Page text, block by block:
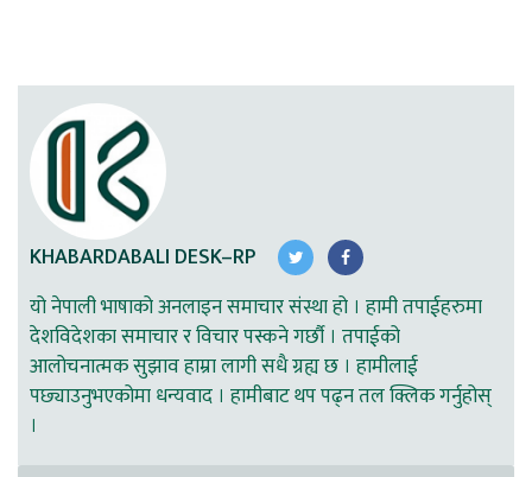
KHABARDABALI DESK–RP
यो नेपाली भाषाको अनलाइन समाचार संस्था हो । हामी तपाईहरुमा
देशविदेशका समाचार र विचार पस्कने गर्छौ । तपाईको
आलोचनात्मक सुझाव हाम्रा लागी सधै ग्रह्य छ । हामीलाई
पछ्याउनुभएकोमा धन्यवाद । हामीबाट थप पढ्न तल क्लिक गर्नुहोस्
।